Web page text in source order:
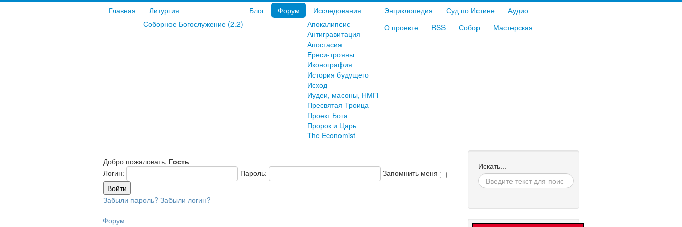
Главная
Литургия
Соборное Богослужение (2.2)
Блог Форум
Исследования
Апокалипсис
Антигравитация
Апостасия
Ереси-трояны
Иконография
История будущего
Исход
Иудеи, масоны, НМП
Пресвятая Троица
Проект Бога
Пророк и Царь
The Economist
Энциклопедия Суд по Истине
Аудио
О проекте
RSS Собор Мастерская
Добро пожаловать, Гость
Логин:
Пароль: Запомнить меня
Забыли пароль? Забыли логин?
Форум
Искать...